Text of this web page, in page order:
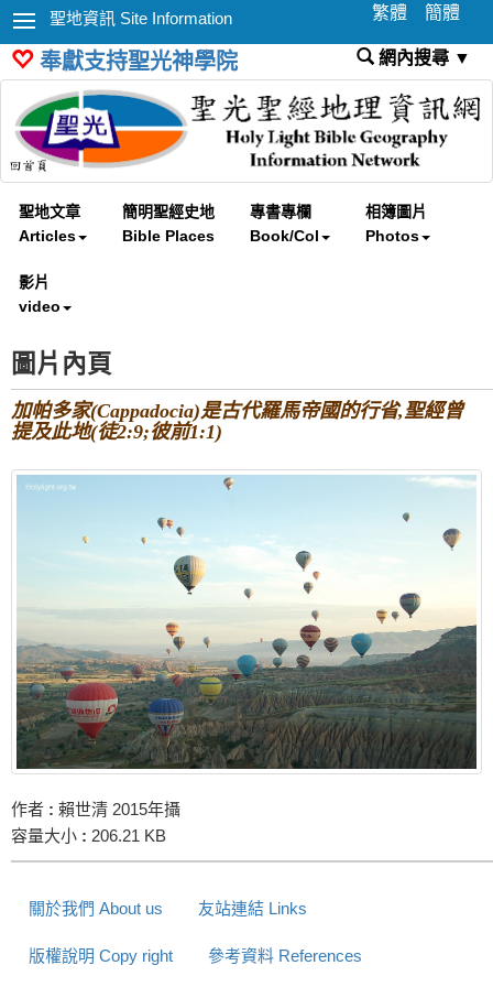
聖地資訊 Site Information 繁體 簡體
奉獻支持聖光神學院 網內搜尋 ▼
聖地文章
Articles
簡明聖經史地
Bible Places
專書專欄
Book/Col
相簿圖片
Photos
影片
video
圖片內頁
加帕多家(Cappadocia)是古代羅馬帝國的行省,聖經曾
提及此地(徒2:9;彼前1:1)
作者 : 賴世清 2015年攝
容量大小 : 206.21 KB
關於我們 About us 友站連結 Links
版權說明 Copy right 參考資料 References